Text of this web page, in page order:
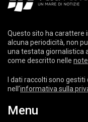
Questo sito ha carattere
alcuna periodicità, non
una testata giornalistica
come descritto nelle
I dati raccolti sono
nell’informativa sulla
Menu